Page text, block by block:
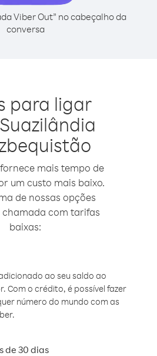
Viber Out” no cabeçalho da
conversa
para ligar
mais tempo de
um custo mais baixo.
de nossas opções
chamada com tarifas
baixas:
ao seu saldo ao
Com o crédito, é possível fazer
número do mundo com as
de 30 dias